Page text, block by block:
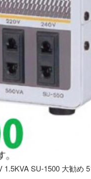
SU-1500 大勧め